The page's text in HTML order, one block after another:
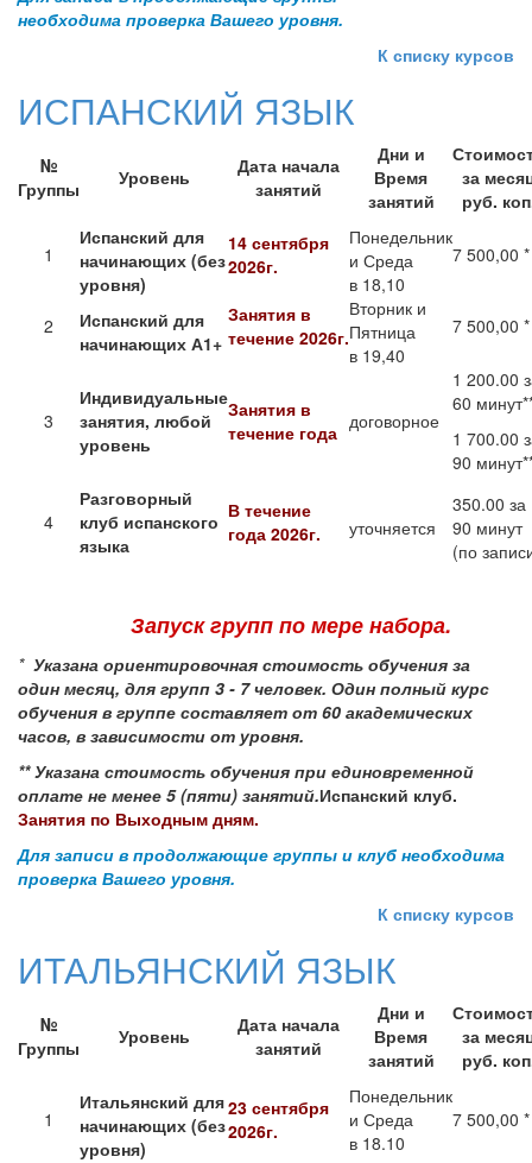
необходима проверка Вашего уровня.
К списку курсов
ИСПАНСКИЙ ЯЗЫК
№
Группы
Уровень
Дата начала
занятий
Дни и
Время
занятий
за
руб.
1
Испанский для
начинающих (без
уровня)
14 сентября
2026г.
Понедельник
и Среда
в 18,10
7 500,00 *
2
Испанский для
начинающих А1+
Занятия в
течение 2026г.
Вторник и
Пятница
в 19,40
7 500,00 *
3
Индивидуальные
занятия, любой
уровень
Занятия в
течение года договорное
1 200.00
60
1 700.00
90
4
Разговорный
клуб испанского
языка
В течение
года 2026г. уточняется
350.00 за
90 минут
(по
Запуск групп по мере набора.
* Указана ориентировочная стоимость обучения за
один месяц, для групп 3 - 7 человек. Один полный курс
обучения в группе составляет от 60 академических
часов, в зависимости от уровня.
** Указана стоимость обучения при единовременной
оплате не менее 5 (пяти) занятий.Испанский клуб.
Занятия по Выходным дням.
Для записи в продолжающие группы и клуб необходима
проверка Вашего уровня.
К списку курсов
ИТАЛЬЯНСКИЙ ЯЗЫК
№
Группы
Уровень
Дата начала
занятий
Дни и
Время
занятий
за
руб.
1
Итальянский для
начинающих (без
уровня)
23 сентября
2026г.
Понедельник
и Среда
в 18.10
7 500,00 *